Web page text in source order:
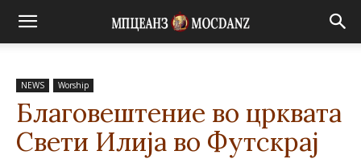
NEWS Worship
Благовештение во црквата
Свети Илија во Футскрај